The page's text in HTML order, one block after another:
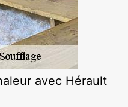
avec Hérault